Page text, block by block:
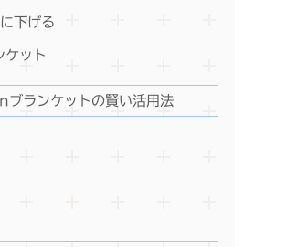
下げる
ット
ブランケットの賢い活用法